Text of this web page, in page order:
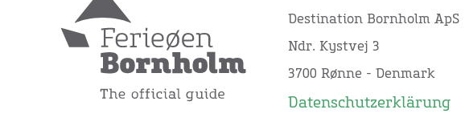
Destination Bornholm ApS
Ndr. Kystvej 3
3700 Rønne - Denmark
Datenschutzerklärung